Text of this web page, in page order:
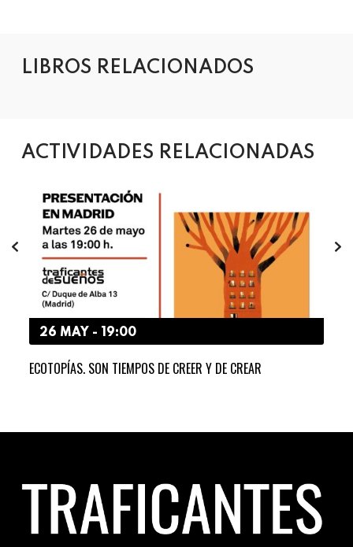
LIBROS RELACIONADOS
ACTIVIDADES RELACIONADAS
26 MAY - 19:00
ECOTOPÍAS. SON TIEMPOS DE CREER Y DE CREAR